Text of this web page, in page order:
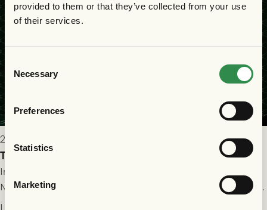
provided to them or that they’ve collected from your use
of their services.
Selection
Necessary
Preferences
Statistics
Marketing
2026-07-22 19:00
Truppen till GAIS - FC Nordsjælland 23/7
Imorgon torsdag spelar GAIS herrar hemma mot FC
Nordsjælland på Gamla Ullevi med avspark kl 19.00! Fredrik
Holmberg och ledarstaben har tagit ut följande trupp till
Läs mer